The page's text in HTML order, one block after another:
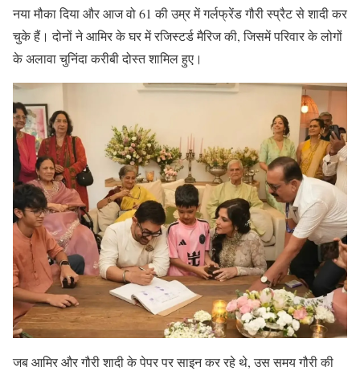
नया मौका दिया और आज वो 61 की उम्र में गर्लफ्रेंड गौरी स्प्रैट से शादी कर
चुके हैं। दोनों ने आमिर के घर में रजिस्टर्ड मैरिज की, जिसमें परिवार के लोगों
के अलावा चुनिंदा करीबी दोस्त शामिल हुए।
जब आमिर और गौरी शादी के पेपर पर साइन कर रहे थे, उस समय गौरी की